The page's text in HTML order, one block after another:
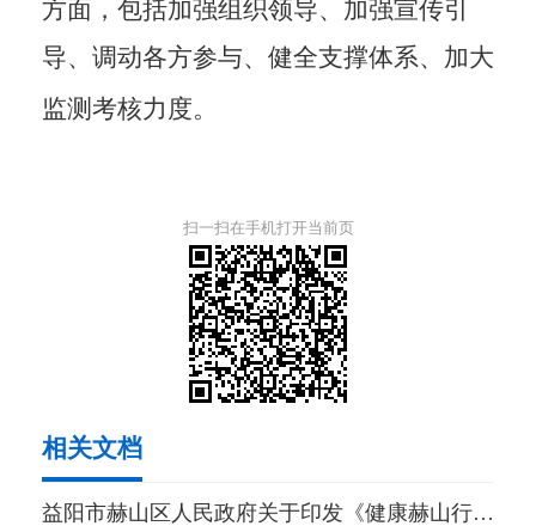
方面，包括加强组织领导、加强宣传引
导、调动各方参与、健全支撑体系、加大
监测考核力度。
扫一扫在手机打开当前页
相关文档
益阳市赫山区人民政府关于印发《健康赫山行动实施方案》的通知